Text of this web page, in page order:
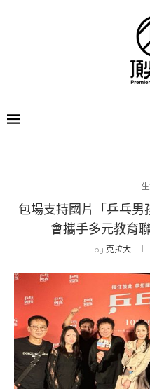
包場支持國片「乒乓
會攜手多元教育
by 克拉大